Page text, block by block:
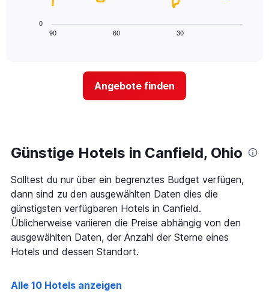
Wochentage
anzeigt.
Zimmerpreis
folgende
Diagramm
näher
das
rückt.
Das
Diagramm
hat
1
X-
Achse,
Anzahl
90 60 30
0
Angebote finden
Günstige Hotels in Canfield, Ohio
Solltest du nur über ein begrenztes Budget verfügen,
dann sind zu den ausgewählten Daten dies die
günstigsten verfügbaren Hotels in Canfield.
Üblicherweise variieren die Preise abhängig von den
ausgewählten Daten, der Anzahl der Sterne eines
Hotels und dessen Standort.
Alle 10 Hotels anzeigen